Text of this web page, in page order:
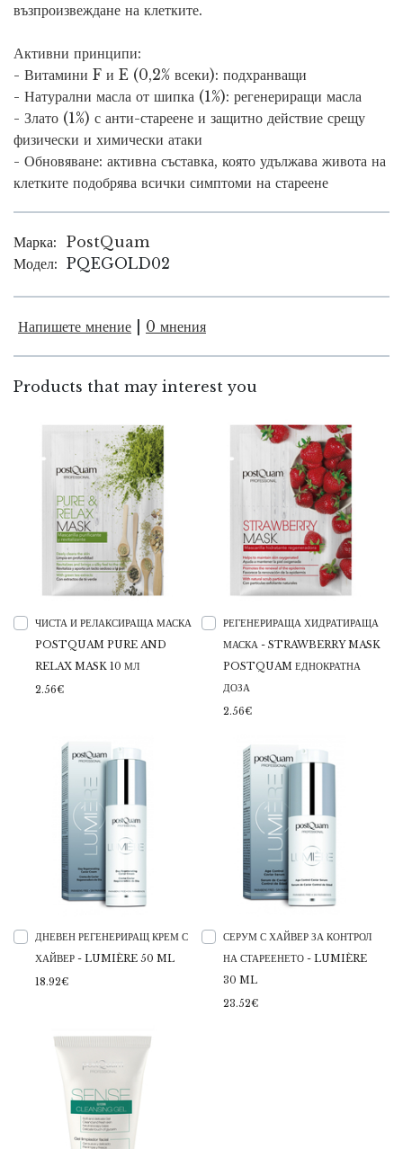
възпроизвеждане на клетките.
Активни принципи:
- Витамини F и E (0,2% всеки): подхранващи
- Натурални масла от шипка (1%): регенериращи масла
- Злато (1%) с анти-стареене и защитно действие срещу
физически и химически атаки
- Обновяване: активна съставка, която удължава живота на
клетките подобрява всички симптоми на стареене
Марка: PostQuam
Модел: PQEGOLD02
Напишете мнение 0 мнения
Products that may interest you
ЧИСТА И РЕЛАКСИРАЩА МАСКА
POSTQUAM PURE AND
RELAX MASK 10 МЛ
2.56€
РЕГЕНЕРИРАЩА ХИДРАТИРАЩА
МАСКА - STRAWBERRY MASK
POSTQUAM ЕДНОКРАТНА
ДОЗА
2.56€
ДНЕВЕН РЕГЕНЕРИРАЩ КРЕМ С
ХАЙВЕР - LUMIÈRE 50 ML
18.92€
СЕРУМ С ХАЙВЕР ЗА КОНТРОЛ
НА СТАРЕЕНЕТО - LUMIÈRE
30 ML
23.52€